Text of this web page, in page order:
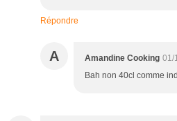
Répondre
A Amandine Cooking 01/
Bah non 40cl comme